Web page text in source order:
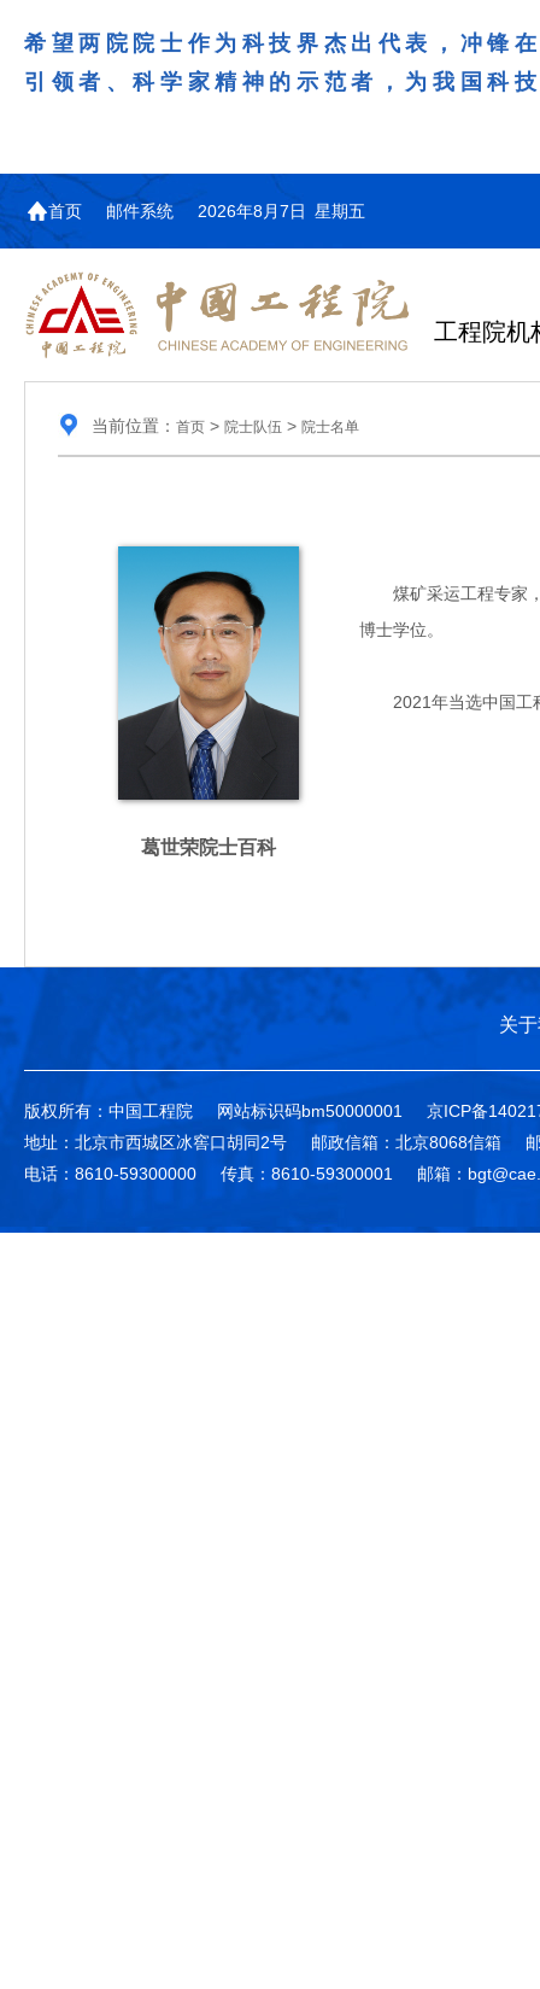
希望两院院士作为科技界杰出代表，冲锋
引领者、科学家精神的示范者，为我国科
首页 邮件系统 2026年8月7日 星期五
工程院机
当前位置： 首页> 院士队伍 > 院士名单
葛世荣院士百科
煤矿采运工程专家，
博士学位。
2021年当选中国工
关
版权所有：中国工程院 网站标识码bm50000001
京ICP备
地址：北京市西城区冰窖口胡同2号
邮政信箱：北京8068信箱
电话：8610-59300000
传真：8610-59300001 邮箱：